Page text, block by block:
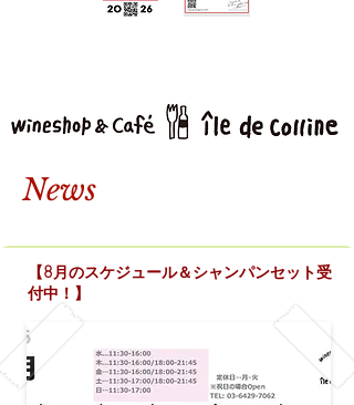
News
【8月のスケジュール＆シャンパンセット受
付中！】